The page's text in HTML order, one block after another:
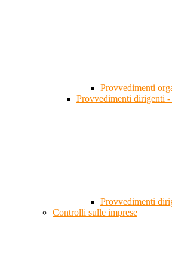
Provvedimenti
Provvedimenti dirigenti
Provvedimenti
Controlli sulle imprese